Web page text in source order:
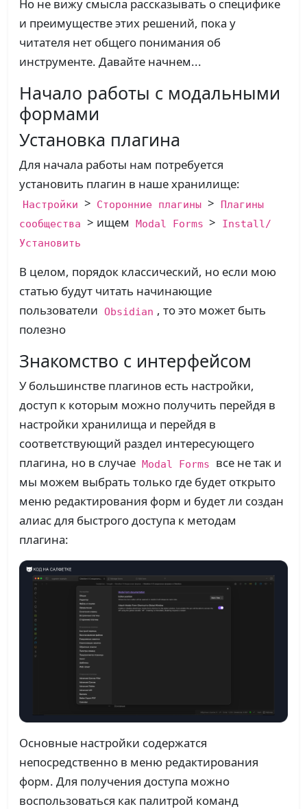
Но не вижу смысла рассказывать о специфике
и преимуществе этих решений, пока у
читателя нет общего понимания об
инструменте. Давайте начнем...
Начало работы с модальными
формами
Установка плагина
Для начала работы нам потребуется
установить плагин в наше хранилище:
Настройки > Сторонние плагины >
Плагины
сообщества > ищем Modal Forms >
Install/
Установить
В целом, порядок классический, но если мою
статью будут читать начинающие
пользователи Obsidian , то это может быть
полезно
Знакомство с интерфейсом
У большинстве плагинов есть настройки,
доступ к которым можно получить перейдя в
настройки хранилища и перейдя в
соответствующий раздел интересующего
плагина, но в случае Modal Forms
все не так и
мы можем выбрать только где будет открыто
меню редактирования форм и будет ли создан
алиас для быстрого доступа к методам
плагина:
Основные настройки содержатся
непосредственно в меню редактирования
форм. Для получения доступа можно
воспользоваться как палитрой команд